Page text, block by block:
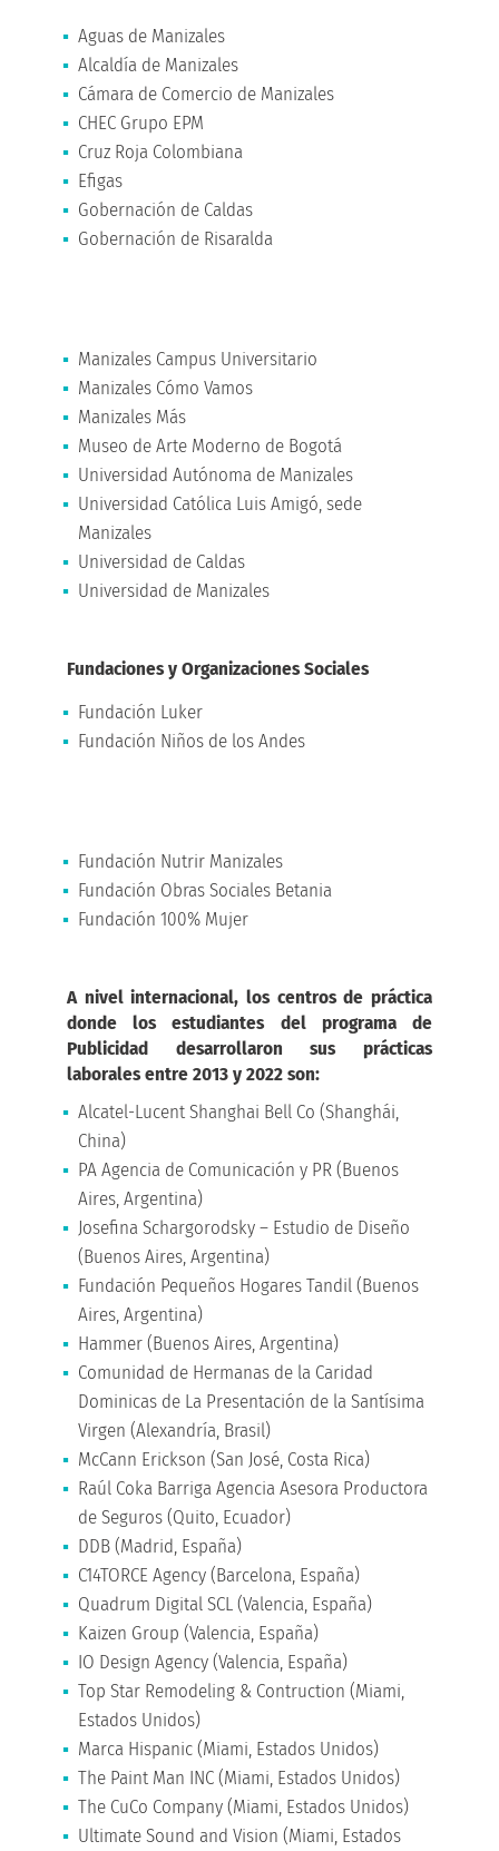
Aguas de Manizales
Alcaldía de Manizales
Cámara de Comercio de Manizales
CHEC Grupo EPM
Cruz Roja Colombiana
Efigas
Gobernación de Caldas
Gobernación de Risaralda
Manizales Campus Universitario
Manizales Cómo Vamos
Manizales Más
Museo de Arte Moderno de Bogotá
Universidad Autónoma de Manizales
Universidad Católica Luis Amigó, sede
Manizales
Universidad de Caldas
Universidad de Manizales
Fundaciones y Organizaciones Sociales
Fundación Luker
Fundación Niños de los Andes
Fundación Nutrir Manizales
Fundación Obras Sociales Betania
Fundación 100% Mujer
A nivel internacional, los centros de práctica
donde los estudiantes del programa de
Publicidad desarrollaron sus prácticas
laborales entre 2013 y 2022 son:
Alcatel-Lucent Shanghai Bell Co (Shanghái,
China)
PA Agencia de Comunicación y PR (Buenos
Aires, Argentina)
Josefina Schargorodsky – Estudio de Diseño
(Buenos Aires, Argentina)
Fundación Pequeños Hogares Tandil (Buenos
Aires, Argentina)
Hammer (Buenos Aires, Argentina)
Comunidad de Hermanas de la Caridad
Dominicas de La Presentación de la Santísima
Virgen (Alexandría, Brasil)
McCann Erickson (San José, Costa Rica)
Raúl Coka Barriga Agencia Asesora Productora
de Seguros (Quito, Ecuador)
DDB (Madrid, España)
C14TORCE Agency (Barcelona, España)
Quadrum Digital SCL (Valencia, España)
Kaizen Group (Valencia, España)
IO Design Agency (Valencia, España)
Top Star Remodeling & Contruction (Miami,
Estados Unidos)
Marca Hispanic (Miami, Estados Unidos)
The Paint Man INC (Miami, Estados Unidos)
The CuCo Company (Miami, Estados Unidos)
Ultimate Sound and Vision (Miami, Estados